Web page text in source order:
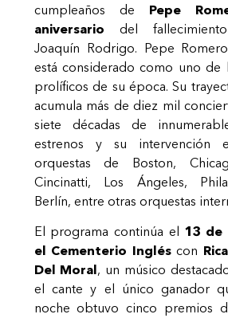
cumpleaños de Pepe
aniversario del
Joaquín Rodrigo. Pepe
está considerado como uno de
prolíficos de su época. Su
acumula más de diez mil
siete décadas de
estrenos y su intervención
orquestas de Boston,
Cincinatti, Los Ángeles,
Berlín, entre otras orquestas
El programa continúa el 13 de
el Cementerio Ingléscon
Del Moral, un músico
el cante y el único ganador
noche obtuvo cinco premios